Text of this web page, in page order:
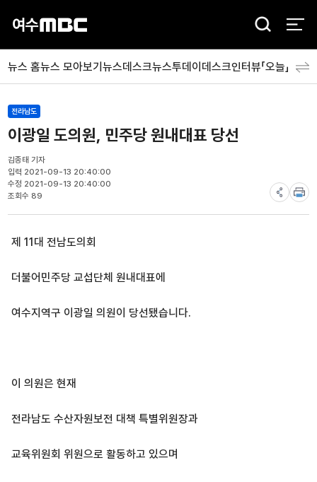
검
뉴스 홈뉴스 모아보기뉴스데스크뉴스투데이데스크인터뷰「오늘」 분야
전라남도
이광일 도의원, 민주당 원내대표 당선
김종태 기자
입력 2021-09-13 20:40:00
수정 2021-09-13 20:40:00
조회수 89
제 11대 전남도의회
더불어민주당 교섭단체 원내대표에
여수지역구 이광일 의원이 당선됐습니다.
이 의원은 현재
전라남도 수산자원보전 대책 특별위원장과
교육위원회 위원으로 활동하고 있으며